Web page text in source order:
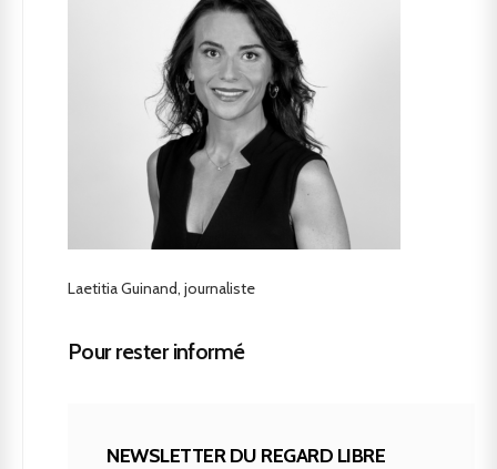
Laetitia Guinand, journaliste
Pour rester informé
NEWSLETTER DU REGARD LIBRE